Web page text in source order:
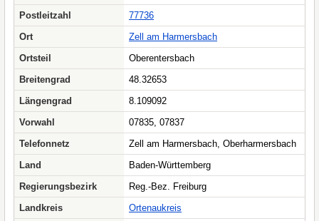
Postleitzahl
77736
Ort
Zell am Harmersbach
Ortsteil
Oberentersbach
Breitengrad
48.32653
Längengrad
8.109092
Vorwahl
07835, 07837
Telefonnetz
Zell am Harmersbach, Oberharmersbach
Land
Baden-Württemberg
Regierungsbezirk
Reg.-Bez. Freiburg
Landkreis
Ortenaukreis